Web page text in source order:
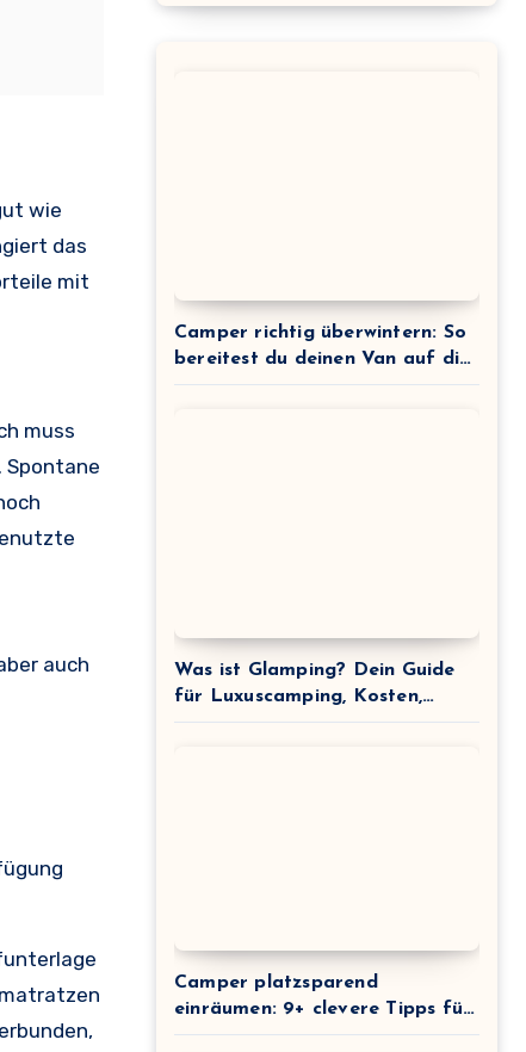
wie
das
mit
muss
Spontane
auch
Camper richtig überwintern: So
bereitest du deinen Van auf die
Winterpause vor
Was ist Glamping? Dein Guide
für Luxuscamping, Kosten,
Anbieter & Tipps
Camper platzsparend
einräumen: 9+ clevere Tipps für
maximale Raumausnutzung